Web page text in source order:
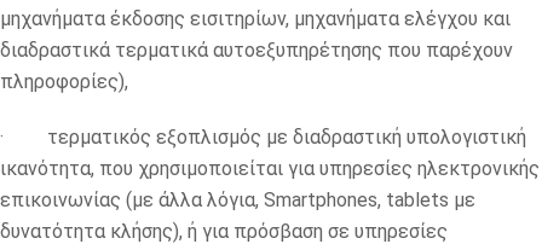
μηχανήματα έκδοσης εισιτηρίων, μηχανήματα ελέγχου και
διαδραστικά τερματικά αυτοεξυπηρέτησης που παρέχουν
πληροφορίες),
· τερματικός εξοπλισμός με διαδραστική υπολογιστική
ικανότητα, που χρησιμοποιείται για υπηρεσίες ηλεκτρονικής
επικοινωνίας (με άλλα λόγια, Smartphones, tablets με
δυνατότητα κλήσης), ή για πρόσβαση σε υπηρεσίες